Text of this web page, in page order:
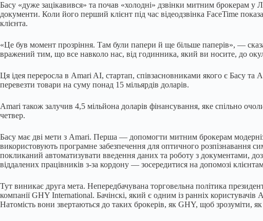
Басу «дуже зацікавився» та почав «холодні» дзвінки митним брокерам
документи. Коли його перший клієнт під час відеодзвінка FaceTime
клієнта.
«Це був момент прозріння. Там були папери й ще більше паперів», —
вражений тим, що все навколо нас, від годинника, який ви носите, до
Ця ідея переросла в Amari AI, стартап, співзасновниками якого є Басу
перевезти товари на суму понад 15 мільярдів доларів.
Amari також залучив 4,5 мільйона доларів фінансування, яке спільно
четвер.
Басу має дві мети з Amari. Перша — допомогти митним брокерам
використовують програмне забезпечення для оптичного розпізнавання
покликаний автоматизувати введення даних та роботу з документами,
віддалених працівників з-за кордону — зосередитися на допомозі
Тут виникає друга мета. Непередбачувана торговельна політика
компанії GHY International. Бачінскі, який є одним із ранніх
Натомість вони звертаються до таких брокерів, як GHY, щоб зрозуміти,